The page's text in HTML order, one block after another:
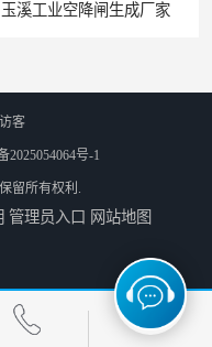
玉溪工业空降闸生成厂家
普洱大型闸门厂家
客
2025054064号-1
保留所有权利.
管理员入口 网站地图